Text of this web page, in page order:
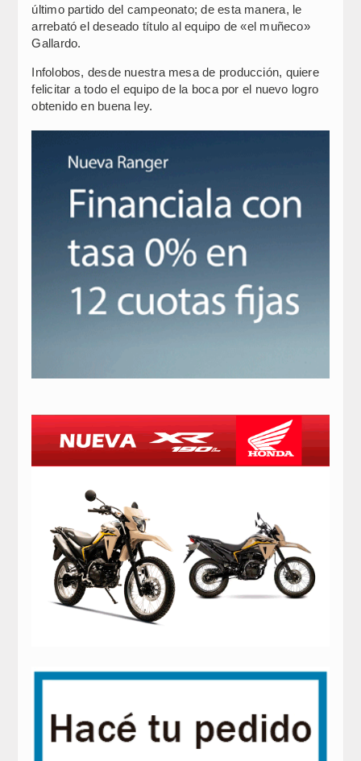
último partido del campeonato; de esta manera, le
arrebató el deseado título al equipo de «el muñeco»
Gallardo.
Infolobos, desde nuestra mesa de producción, quiere
felicitar a todo el equipo de la boca por el nuevo logro
obtenido en buena ley.